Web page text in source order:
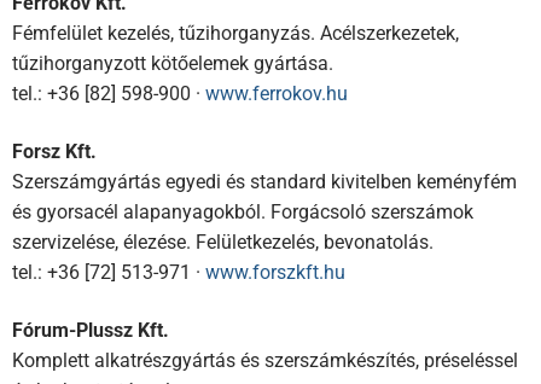
Fémfelület kezelés, tűzihorganyzás. Acélszerkezetek,
tűzihorganyzott kötőelemek gyártása.
tel.: +36 [82] 598-900 · www.ferrokov.hu
Forsz Kft.
Szerszámgyártás egyedi és standard kivitelben keményfém
és gyorsacél alapanyagokból. Forgácsoló szerszámok
szervizelése, élezése. Felületkezelés, bevonatolás.
tel.: +36 [72] 513-971 · www.forszkft.hu
Fórum-Plussz Kft.
Komplett alkatrészgyártás és szerszámkészítés, préseléssel